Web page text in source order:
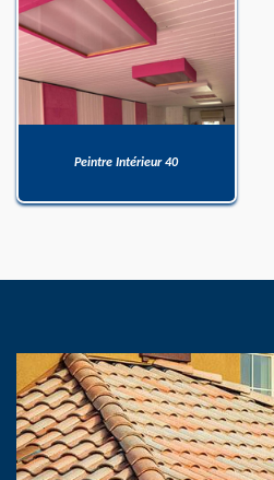
Peintre Intérieur 40